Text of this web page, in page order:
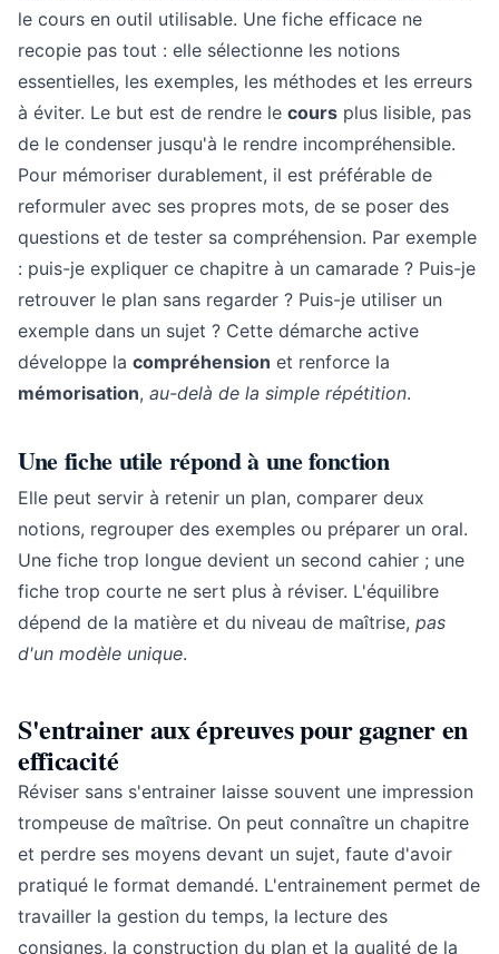
le cours en outil utilisable. Une fiche efficace ne
recopie pas tout : elle sélectionne les notions
essentielles, les exemples, les méthodes et les erreurs
à éviter. Le but est de rendre le cours plus lisible, pas
de le condenser jusqu'à le rendre incompréhensible.
Pour mémoriser durablement, il est préférable de
reformuler avec ses propres mots, de se poser des
questions et de tester sa compréhension. Par exemple
: puis-je expliquer ce chapitre à un camarade ? Puis-je
retrouver le plan sans regarder ? Puis-je utiliser un
exemple dans un sujet ? Cette démarche active
développe la compréhension et renforce la
mémorisation, au-delà de la simple répétition.
Une fiche utile répond à une fonction
Elle peut servir à retenir un plan, comparer deux
notions, regrouper des exemples ou préparer un oral.
Une fiche trop longue devient un second cahier ; une
fiche trop courte ne sert plus à réviser. L'équilibre
dépend de la matière et du niveau de maîtrise, pas
d'un modèle unique.
S'entrainer aux épreuves pour gagner en
efficacité
Réviser sans s'entrainer laisse souvent une impression
trompeuse de maîtrise. On peut connaître un chapitre
et perdre ses moyens devant un sujet, faute d'avoir
pratiqué le format demandé. L'entrainement permet de
travailler la gestion du temps, la lecture des
consignes, la construction du plan et la qualité de la